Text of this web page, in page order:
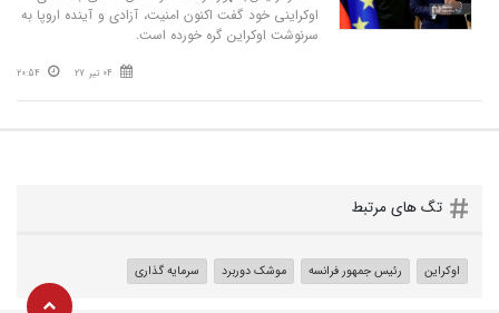
اوکراینی خود گفت اکنون امنیت، آزادی و آینده اروپا به
سرنوشت اوکراین گره خورده است.
04 تیر 27 20:54
تگ های مرتبط
اوکراین رئیس جمهور فرانسه موشک دوربرد سرمایه گذاری